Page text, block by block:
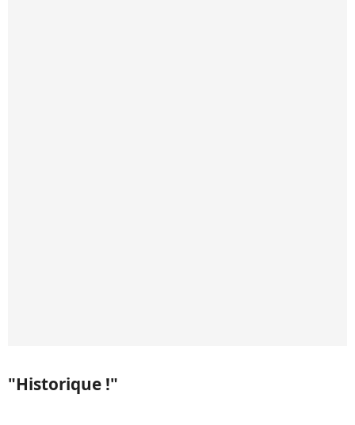
"Historique !"